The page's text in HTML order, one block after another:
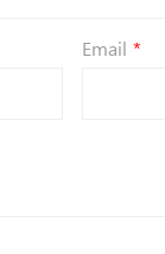
Email